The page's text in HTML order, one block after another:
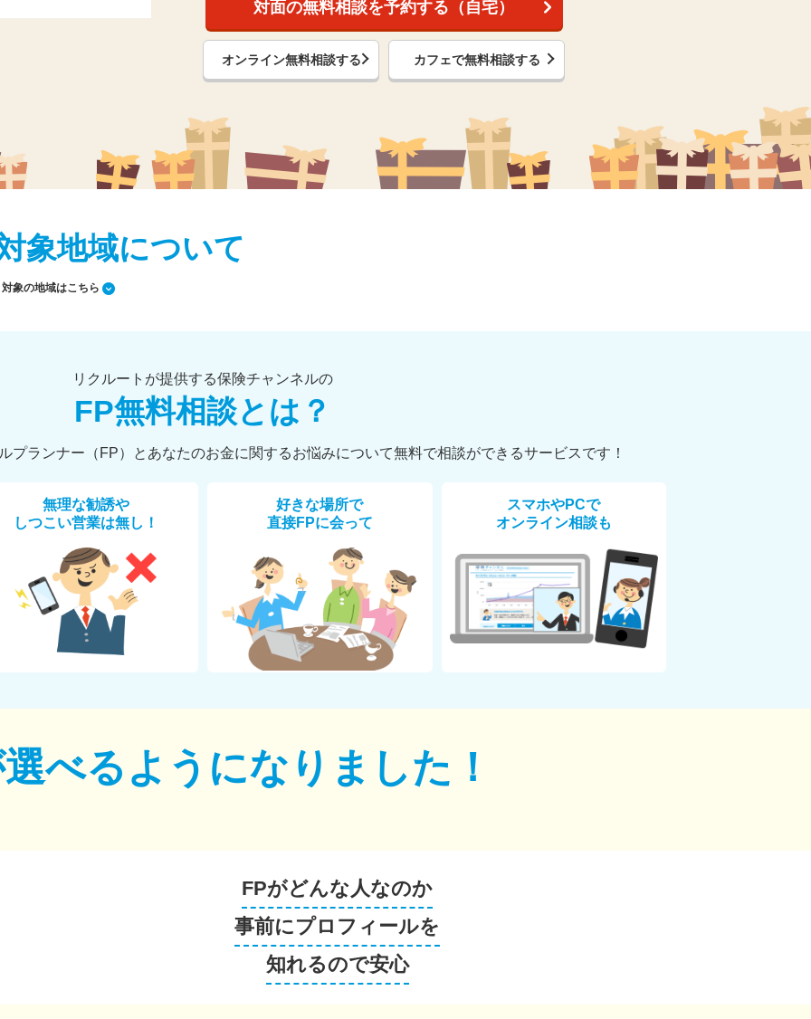
対面の無料相談を予約する（自宅）
オンライン無料相談する カフェで無料相談する
象地域について
対象の地域はこちら
リクルートが提供する保険チャンネルの
FP無料相談とは？
プランナー（FP）とあなたのお金に関するお悩みについて無料で相談ができるサービスです！
無理な勧誘や
しつこい営業は無し！
好きな場所で
直接FPに会って
スマホやPCで
オンライン相談も
べるようになりました！
FPがどんな人なのか
事前にプロフィールを
知れるので安心